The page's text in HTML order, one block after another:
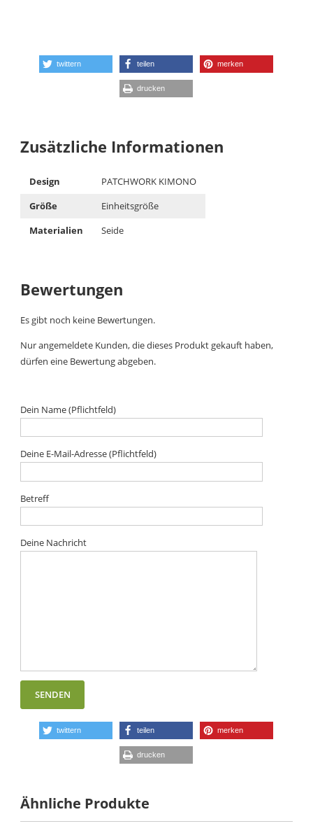
twittern teilen merken
drucken
Zusätzliche Informationen
Design
PATCHWORK KIMONO
Größe
Einheitsgröße
Materialien
Seide
Bewertungen
Es gibt noch keine Bewertungen.
Nur angemeldete Kunden, die dieses Produkt gekauft haben,
dürfen eine Bewertung abgeben.
Dein Name (Pflichtfeld)
Deine E-Mail-Adresse (Pflichtfeld)
Betreff
Deine Nachricht
twittern teilen merken
drucken
Ähnliche Produkte